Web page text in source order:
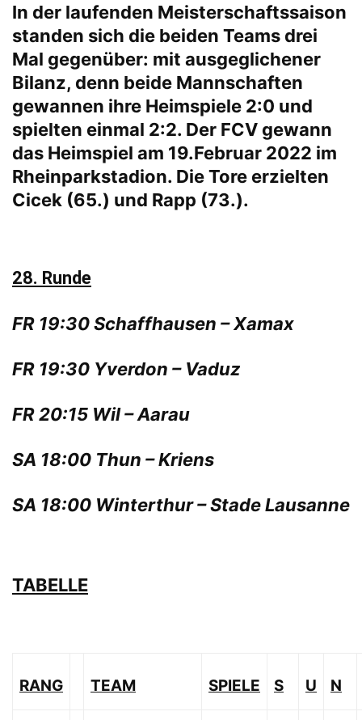
In der laufenden Meisterschaftssaison
standen sich die beiden Teams drei
Mal gegenüber: mit ausgeglichener
Bilanz, denn beide Mannschaften
gewannen ihre Heimspiele 2:0 und
spielten einmal 2:2. Der FCV gewann
das Heimspiel am 19.Februar 2022 im
Rheinparkstadion. Die Tore erzielten
Cicek (65.) und Rapp (73.).
28. Runde
FR 19:30 Schaffhausen – Xamax
FR 19:30 Yverdon – Vaduz
FR 20:15 Wil – Aarau
SA 18:00 Thun – Kriens
SA 18:00 Winterthur – Stade Lausanne
TABELLE
RANG TEAM SPIELE S U N